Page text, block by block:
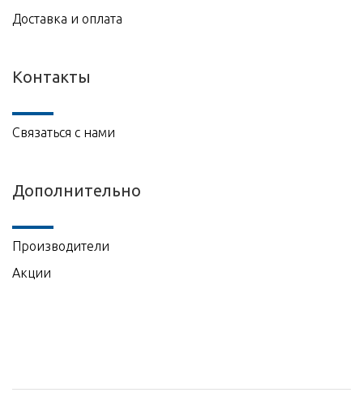
Доставка и оплата
Контакты
Связаться с нами
Дополнительно
Производители
Акции